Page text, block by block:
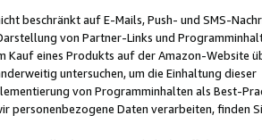
beschränkt auf E-Mails, Push- und SMS-
von Partner-Links und
Kauf eines Produkts auf der Amazon-Website
untersuchen, um die Einhaltung dieser
von Programminhalten als Best-
personenbezogene Daten verarbeiten, finden